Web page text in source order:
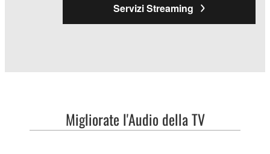
Servizi Streaming
Migliorate l'Audio della TV